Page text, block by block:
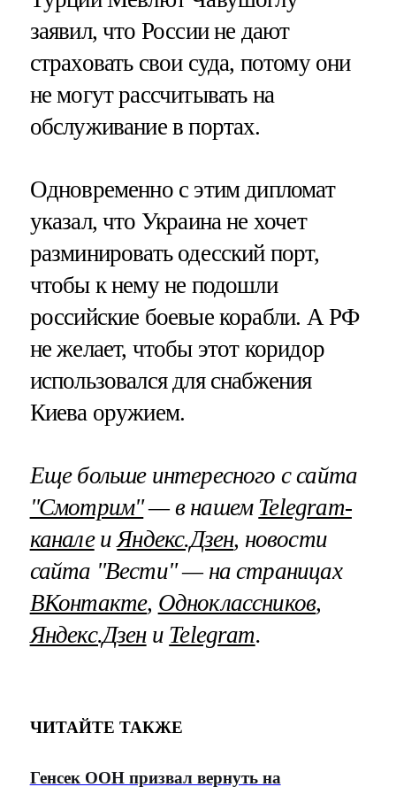
заявил, что России не дают
страховать свои суда, потому они
не могут рассчитывать на
обслуживание в портах.
Одновременно с этим дипломат
указал, что Украина не хочет
разминировать одесский порт,
чтобы к нему не подошли
российские боевые корабли. А РФ
не желает, чтобы этот коридор
использовался для снабжения
Киева оружием.
Еще больше интересного с сайта
"Смотрим"— в нашем Telegram-
каналеиЯндекс.Дзен, новости
сайта "Вести" — на страницах
ВКонтакте, Одноклассников,
Яндекс.Дзени Telegram.
ЧИТАЙТЕ ТАКЖЕ
Генсек ООН призвал вернуть на